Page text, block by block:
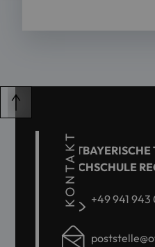
KONTAKT
HOCHSCHULE
+49 941 943